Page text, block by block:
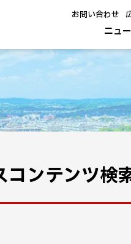
ニュ
お問い合わせ
コンテンツ検